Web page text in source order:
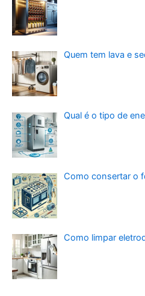
Quem tem lava e
Qual é o tipo de
Como consertar o
Como limpar